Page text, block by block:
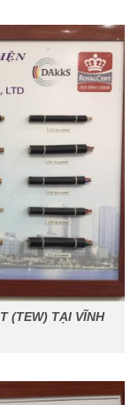
(TEW) TẠI VĨNH